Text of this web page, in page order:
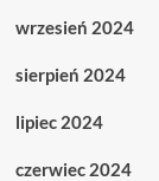
wrzesień 2024
sierpień 2024
lipiec 2024
czerwiec 2024